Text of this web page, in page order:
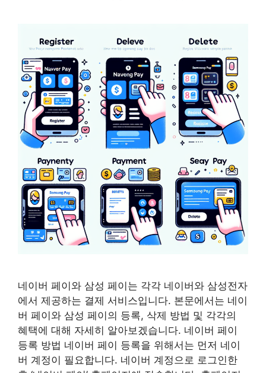
네이버 페이와 삼성 페이는 각각 네이버와 삼성전자
에서 제공하는 결제 서비스입니다. 본문에서는 네이
버 페이와 삼성 페이의 등록, 삭제 방법 및 각각의
혜택에 대해 자세히 알아보겠습니다. 네이버 페이
등록 방법 네이버 페이 등록을 위해서는 먼저 네이
버 계정이 필요합니다. 네이버 계정으로 로그인한